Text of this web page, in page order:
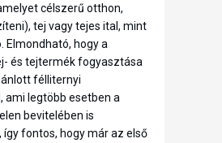
célszerű otthon,
tej vagy tejes ital, mint
Elmondható, hogy a
és tejtermék fogyasztása
félliternyi
ami legtöbb esetben a
bevitelében is
így fontos, hogy már az első